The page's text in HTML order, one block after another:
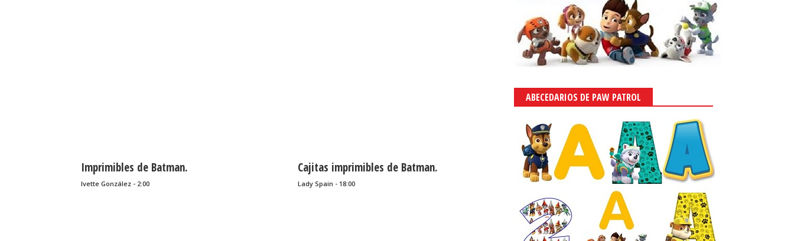
Imprimibles de Batman.
Ivette González - 2:00
Cajitas imprimibles de Batman.
Lady Spain - 18:00
ABECEDARIOS DE PAW PATROL